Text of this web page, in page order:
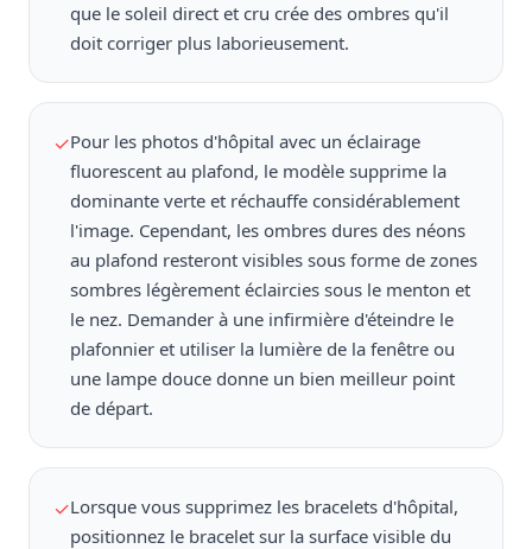
que le soleil direct et cru crée des ombres qu'il
doit corriger plus laborieusement.
✓Pour les photos d'hôpital avec un éclairage
fluorescent au plafond, le modèle supprime la
dominante verte et réchauffe considérablement
l'image. Cependant, les ombres dures des néons
au plafond resteront visibles sous forme de zones
sombres légèrement éclaircies sous le menton et
le nez. Demander à une infirmière d'éteindre le
plafonnier et utiliser la lumière de la fenêtre ou
une lampe douce donne un bien meilleur point
de départ.
✓Lorsque vous supprimez les bracelets d'hôpital,
positionnez le bracelet sur la surface visible du